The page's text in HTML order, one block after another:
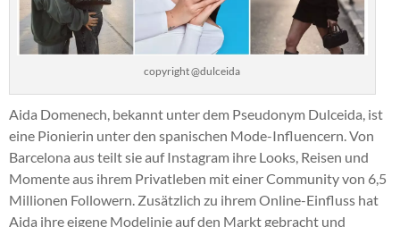
copyright @dulceida
Aida Domenech, bekannt unter dem Pseudonym Dulceida, ist
eine Pionierin unter den spanischen Mode-Influencern. Von
Barcelona aus teilt sie auf Instagram ihre Looks, Reisen und
Momente aus ihrem Privatleben mit einer Community von 6,5
Millionen Followern. Zusätzlich zu ihrem Online-Einfluss hat
Aida ihre eigene Modelinie auf den Markt gebracht und